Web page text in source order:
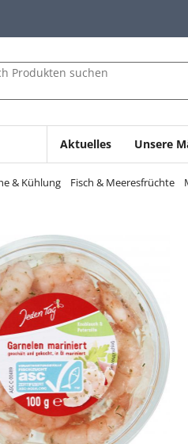
Produkten suchen
Aktuelles Unsere
& Kühlung Fisch & Meeresfrüchte